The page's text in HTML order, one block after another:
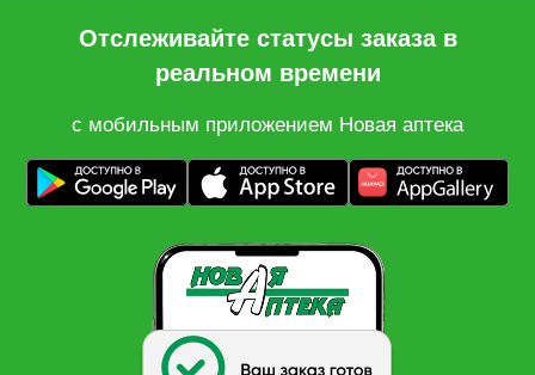
Отслеживайте статусы заказа в
реальном времени
с мобильным приложением Новая аптека